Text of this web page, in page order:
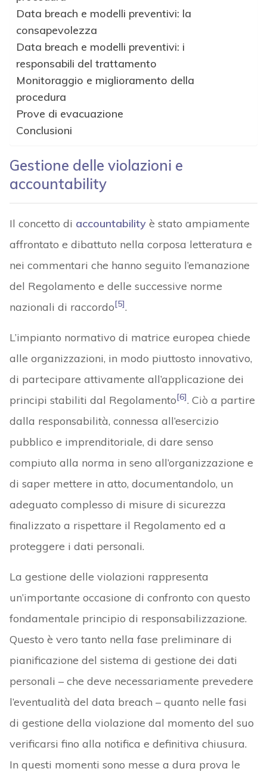
Data breach e modelli preventivi: la
consapevolezza
Data breach e modelli preventivi: i
responsabili del trattamento
Monitoraggio e miglioramento della
procedura
Prove di evacuazione
Conclusioni
Gestione delle violazioni e
accountability
Il concetto di accountabilityè stato ampiamente
affrontato e dibattuto nella corposa letteratura e
nei commentari che hanno seguito l’emanazione
del Regolamento e delle successive norme
nazionali di raccordo[5].
L’impianto normativo di matrice europea chiede
alle organizzazioni, in modo piuttosto innovativo,
di partecipare attivamente all’applicazione dei
principi stabiliti dal Regolamento[6]. Ciò a partire
dalla responsabilità, connessa all’esercizio
pubblico e imprenditoriale, di dare senso
compiuto alla norma in seno all’organizzazione e
di saper mettere in atto, documentandolo, un
adeguato complesso di misure di sicurezza
finalizzato a rispettare il Regolamento ed a
proteggere i dati personali.
La gestione delle violazioni rappresenta
un’importante occasione di confronto con questo
fondamentale principio di responsabilizzazione.
Questo è vero tanto nella fase preliminare di
pianificazione del sistema di gestione dei dati
personali – che deve necessariamente prevedere
l’eventualità del data breach – quanto nelle fasi
di gestione della violazione dal momento del suo
verificarsi fino alla notifica e definitiva chiusura.
In questi momenti sono messe a dura prova le